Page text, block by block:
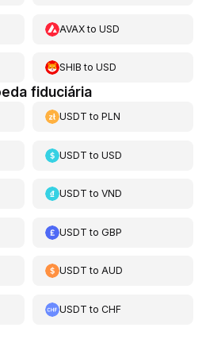
AVAXtoUSD
SHIB toUSD
fiduciária
USDT toPLN
USDT toUSD
USDT toVND
USDT toGBP
USDT toAUD
USDT toCHF